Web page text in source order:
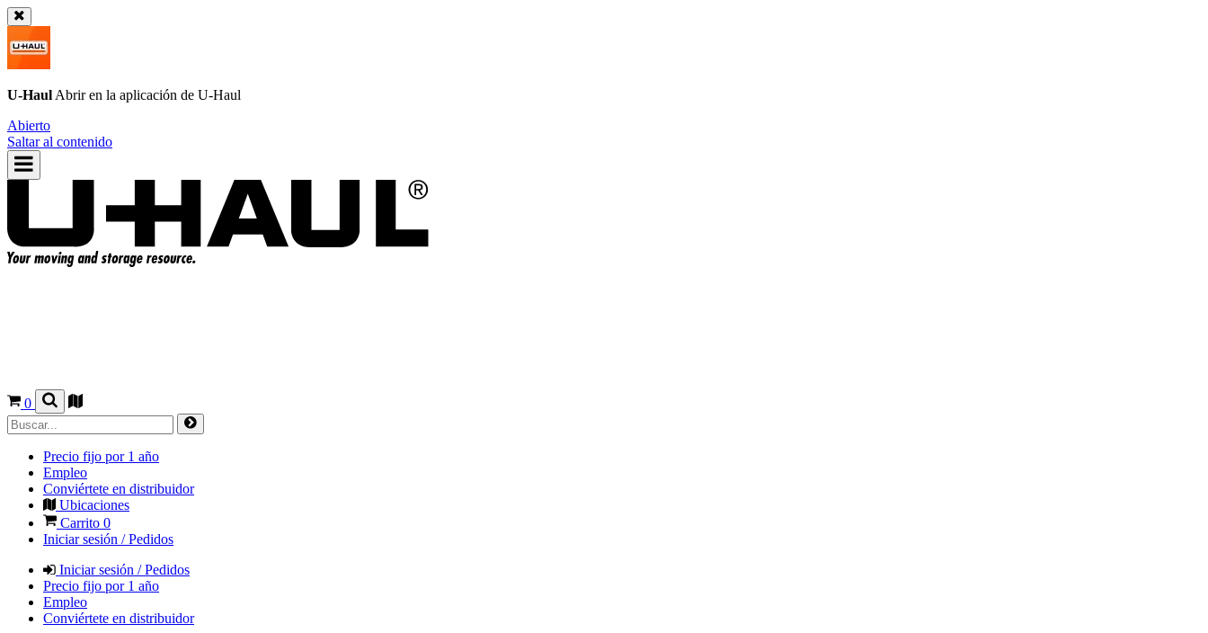
U-Haul Abrir en la aplicación de U-Haul
Abierto
Saltar al contenido
0
Precio fijo por 1 año
Empleo
Conviértete en distribuidor
Ubicaciones
Carrito 0
Iniciar sesión / Pedidos
Iniciar sesión / Pedidos
Precio fijo por 1 año
Empleo
Conviértete en distribuidor